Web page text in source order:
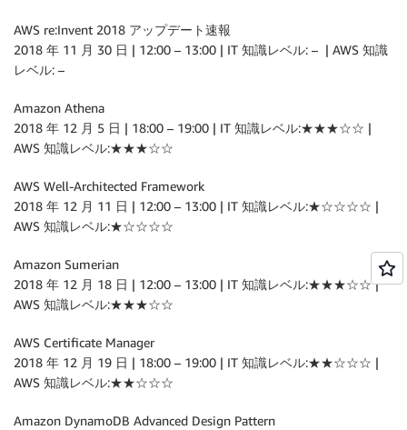
AWS re:Invent 2018 アップデート速報
2018 年 11 月 30 日 | 12:00 – 13:00 | IT 知識レベル: – | AWS 知識
レベル: –
Amazon Athena
2018 年 12 月 5 日 | 18:00 – 19:00 | IT 知識レベル:★★★☆☆ |
AWS 知識レベル:★★★☆☆
AWS Well-Architected Framework
2018 年 12 月 11 日 | 12:00 – 13:00 | IT 知識レベル:★☆☆☆☆ |
AWS 知識レベル:★☆☆☆☆
Amazon Sumerian
2018 年 12 月 18 日 | 12:00 – 13:00 | IT 知識レベル:★★★☆☆ |
AWS 知識レベル:★★★☆☆
AWS Certificate Manager
2018 年 12 月 19 日 | 18:00 – 19:00 | IT 知識レベル:★★☆☆☆ |
AWS 知識レベル:★★☆☆☆
Amazon DynamoDB Advanced Design Pattern